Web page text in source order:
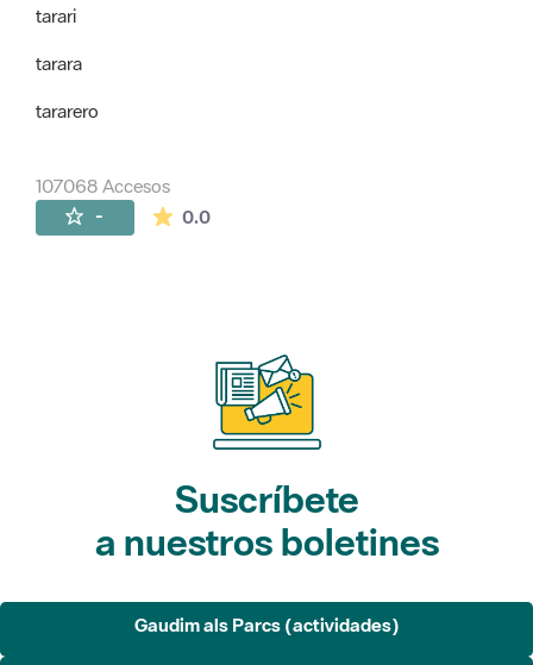
tarari
tarara
tararero
107068 Accesos
- 0.0La valoración media es de 0 estrellas de
Suscríbete
a nuestros boletines
Gaudim als Parcs (actividades)